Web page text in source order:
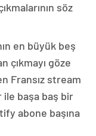
söz
en büyük beş
çıkmayı göze
Fransız stream
ile başa baş bir
abone başına